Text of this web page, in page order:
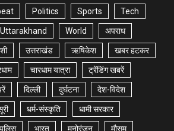
Politics Sports Tech
Uttarakhand World अपराध
उत्तराखंड ऋषिकेश खबर हटकर
चारधाम यात्रा ट्रेंडिंग खबरें
दिल्ली दुर्घटना देश-विदेश
धर्म-संस्कृति धामी सरकार
पुलिस भारत मनोरंजन मौसम